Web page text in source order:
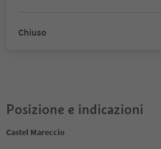
Chiuso
Posizione e indicazioni
Castel Mareccio